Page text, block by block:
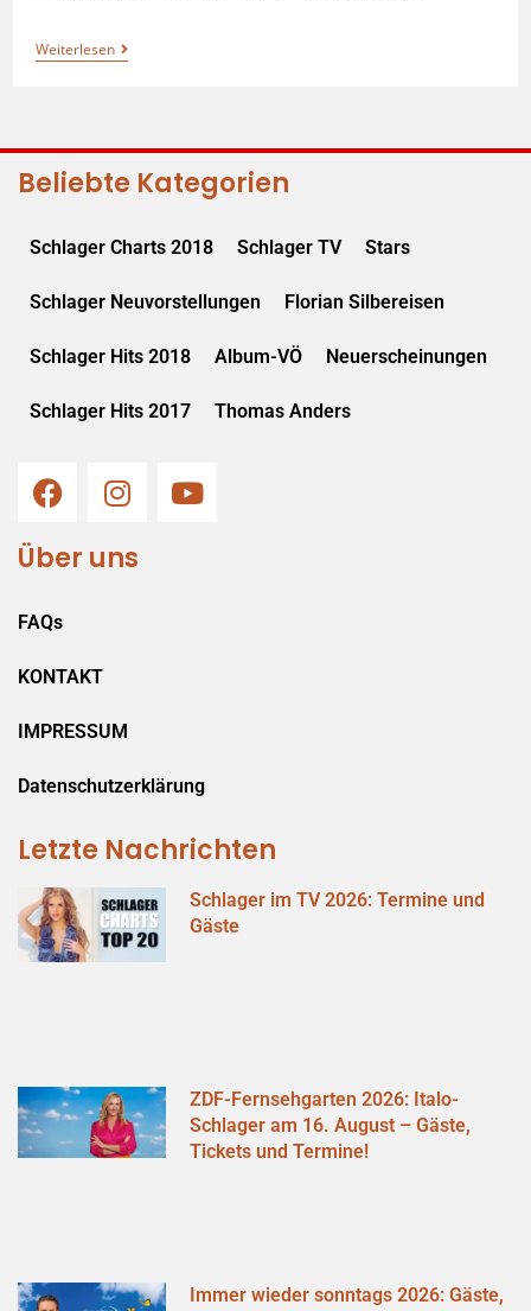
Weiterlesen
Beliebte Kategorien
Schlager Charts 2018 Schlager TV Stars
Schlager Neuvorstellungen Florian Silbereisen
Schlager Hits 2018 Album-VÖ Neuerscheinungen
Schlager Hits 2017 Thomas Anders
Über uns
FAQs
KONTAKT
IMPRESSUM
Datenschutzerklärung
Letzte Nachrichten
Schlager im TV 2026: Termine und
Gäste
ZDF-Fernsehgarten 2026: Italo-
Schlager am 16. August – Gäste,
Tickets und Termine!
Immer wieder sonntags 2026: Gäste,